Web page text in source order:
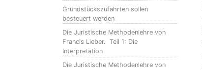
Grundstückszufahrten sollen
besteuert werden
Die Juristische Methodenlehre von
Francis Lieber. Teil 1: Die
Interpretation
Die Juristische Methodenlehre von